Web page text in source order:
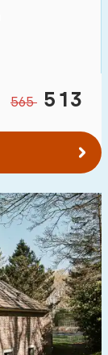
10
8
3
565 513